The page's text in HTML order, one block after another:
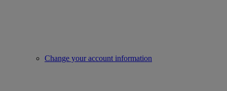
Change your account information